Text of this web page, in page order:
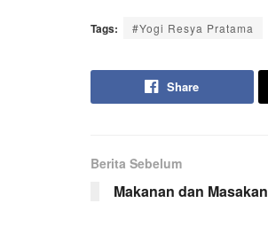
Tags: #Yogi Resya Pratama
Share
Berita Sebelum
Makanan dan Masakan